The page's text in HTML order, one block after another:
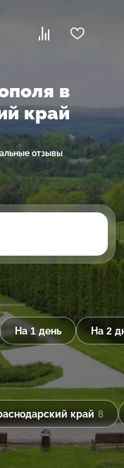
в
край
отзывы
На 1 день На 2
край 8